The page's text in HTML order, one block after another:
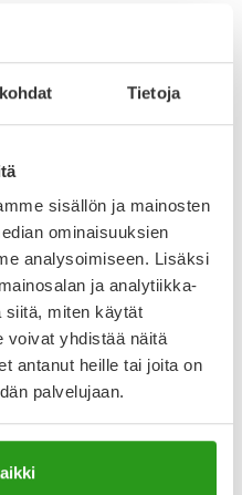
Tietoja
sisällön ja mainosten
ominaisuuksien
analysoimiseen. Lisäksi
ja analytiikka-
siitä, miten käytät
voivat yhdistää näitä
antanut heille tai joita on
palvelujaan.
herkille silmille ja
Mascara Vatn
lisää niiden tuuheutta ja
sateessa ja
Kirjoita arvostelu
taivutukset. Mutta pysyy.